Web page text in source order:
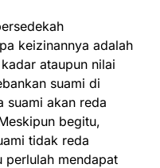
keizinannya adalah
ataupun nilai
suami di
suami akan reda
begitu,
tidak reda
perlulah mendapat